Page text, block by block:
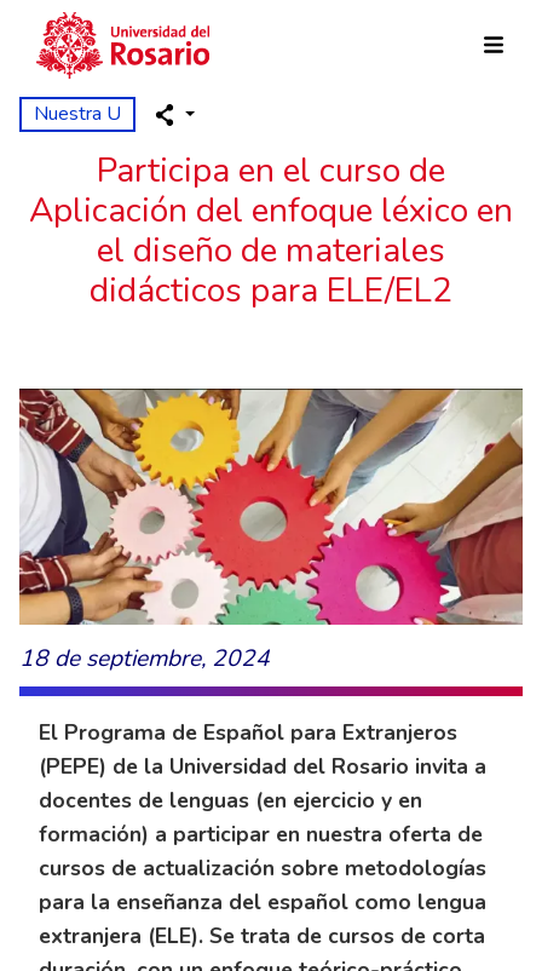
Pasar al contenido principal
Nuestra U
Participa en el curso de
Aplicación del enfoque léxico en
el diseño de materiales
didácticos para ELE/EL2
18 de septiembre, 2024
El Programa de Español para Extranjeros
(PEPE) de la Universidad del Rosario invita a
docentes de lenguas (en ejercicio y en
formación) a participar en nuestra oferta de
cursos de actualización sobre metodologías
para la enseñanza del español como lengua
extranjera (ELE). Se trata de cursos de corta